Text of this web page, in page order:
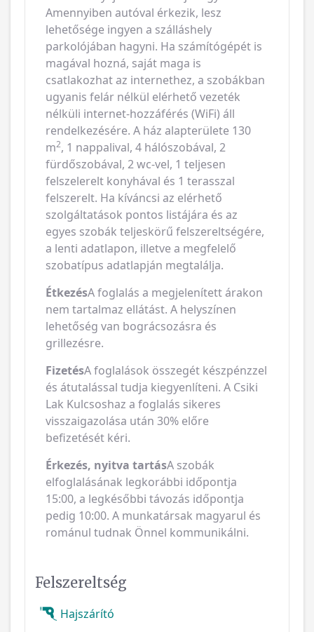
Amennyiben autóval érkezik, lesz
lehetősége ingyen a szálláshely
parkolójában hagyni. Ha számítógépét is
magával hozná, saját maga is
csatlakozhat az internethez, a szobákban
ugyanis felár nélkül elérhető vezeték
nélküli internet-hozzáférés (WiFi) áll
rendelkezésére. A ház alapterülete 130
m2, 1 nappalival, 4 hálószobával, 2
fürdőszobával, 2 wc-vel, 1 teljesen
felszelerelt konyhával és 1 terasszal
felszerelt. Ha kíváncsi az elérhető
szolgáltatások pontos listájára és az
egyes szobák teljeskörű felszereltségére,
a lenti adatlapon, illetve a megfelelő
szobatípus adatlapján megtalálja.
ÉtkezésA foglalás a megjelenített árakon
nem tartalmaz ellátást. A helyszínen
lehetőség van bográcsozásra és
grillezésre.
FizetésA foglalások összegét készpénzzel
és átutalással tudja kiegyenlíteni. A Csiki
Lak Kulcsoshaz a foglalás sikeres
visszaigazolása után 30% előre
befizetését kéri.
Érkezés, nyitva tartásA szobák
elfoglalásának legkorábbi időpontja
15:00, a legkésőbbi távozás időpontja
pedig 10:00. A munkatársak magyarul és
románul tudnak Önnel kommunikálni.
Felszereltség
Hajszárító